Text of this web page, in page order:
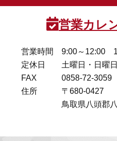
営業カレ
営業時間
9:00～12:00
定休日
土曜日・日曜
FAX
0858-72-3059
住所
〒680-0427
鳥取県八頭郡